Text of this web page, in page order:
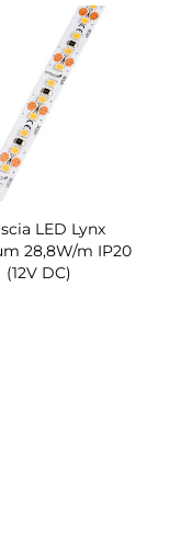
LED Lynx
28,8W/m IP20
(12V DC)